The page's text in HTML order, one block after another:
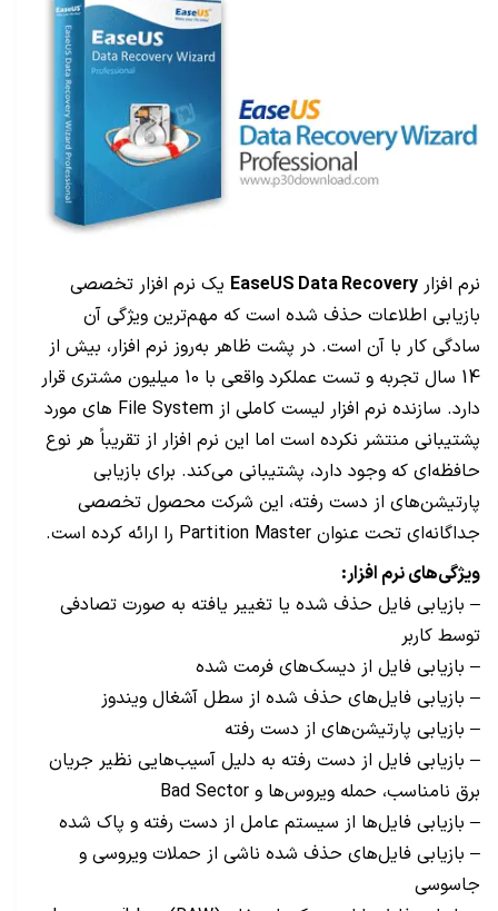
نرم افزار EaseUS Data Recovery یک نرم افزار تخصصی
بازیابی اطلاعات حذف شده است که مهم‌ترین ویژگی آن
سادگی کار با آن است. در پشت ظاهر به‌روز نرم افزار، بیش از
14 سال تجربه و تست عملکرد واقعی با 10 میلیون مشتری قرار
دارد. سازنده نرم افزار لیست کاملی از File System های مورد
پشتیبانی منتشر نکرده است اما این نرم افزار از تقریباً هر نوع
حافظه‌ای که وجود دارد، پشتیبانی می‌کند. برای بازیابی
پارتیشن‌های از دست رفته، این شرکت محصول تخصصی
جداگانه‌ای تحت عنوان Partition Master را ارائه کرده است.
ویژگی‌های نرم افزار:
– بازیابی فایل حذف شده یا تغییر یافته به صورت تصادفی
توسط کاربر
– بازیابی فایل از دیسک‌های فرمت شده
– بازیابی فایل‌های حذف شده از سطل آشغال ویندوز
– بازیابی پارتیشن‌های از دست رفته
– بازیابی فایل از دست رفته به دلیل آسیب‌هایی نظیر جریان
برق نامناسب، حمله ویروس‌ها و Bad Sector
– بازیابی فایل‌ها از سیستم عامل از دست رفته و پاک شده
– بازیابی فایل‌های حذف شده ناشی از حملات ویروسی و
جاسوسی